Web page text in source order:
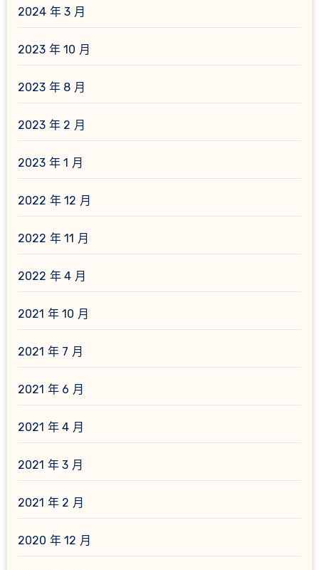
2024 年 3 月
2023 年 10 月
2023 年 8 月
2023 年 2 月
2023 年 1 月
2022 年 12 月
2022 年 11 月
2022 年 4 月
2021 年 10 月
2021 年 7 月
2021 年 6 月
2021 年 4 月
2021 年 3 月
2021 年 2 月
2020 年 12 月